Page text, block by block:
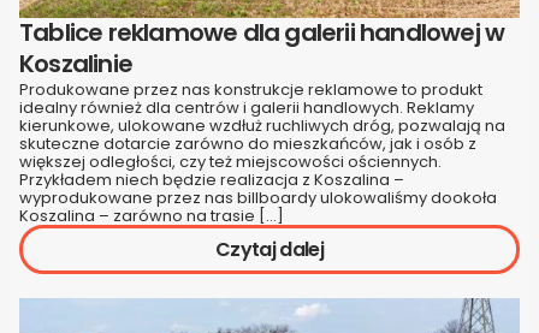
Tablice reklamowe dla galerii handlowej w
Koszalinie
Produkowane przez nas konstrukcje reklamowe to produkt
idealny również dla centrów i galerii handlowych. Reklamy
kierunkowe, ulokowane wzdłuż ruchliwych dróg, pozwalają na
skuteczne dotarcie zarówno do mieszkańców, jak i osób z
większej odległości, czy też miejscowości ościennych.
Przykładem niech będzie realizacja z Koszalina –
wyprodukowane przez nas billboardy ulokowaliśmy dookoła
Koszalina – zarówno na trasie […]
Czytaj dalej